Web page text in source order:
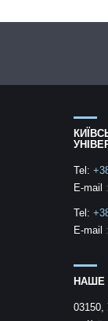
Tel:
E-mail :
Tel:
E-mail :
НАШЕ
03150,